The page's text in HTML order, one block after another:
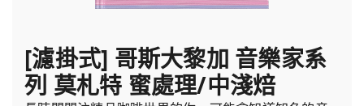
[濾掛式] 哥斯大黎加 音樂家系
列 莫札特 蜜處理/中淺焙